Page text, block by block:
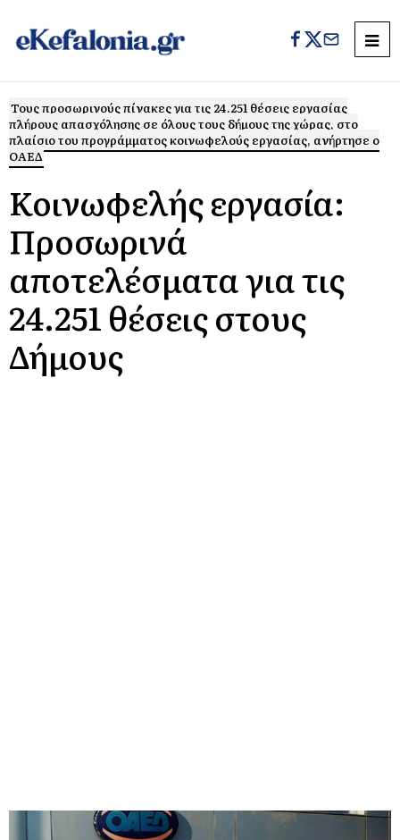
Τους προσωρινούς πίνακες για τις 24.251 θέσεις εργασίας
πλήρους απασχόλησης σε όλους τους δήμους της χώρας, στο
πλαίσιο του προγράμματος κοινωφελούς εργασίας, ανήρτησε ο
ΟΑΕΔ
Κοινωφελής εργασία:
Προσωρινά
αποτελέσματα για τις
24.251 θέσεις στους
Δήμους